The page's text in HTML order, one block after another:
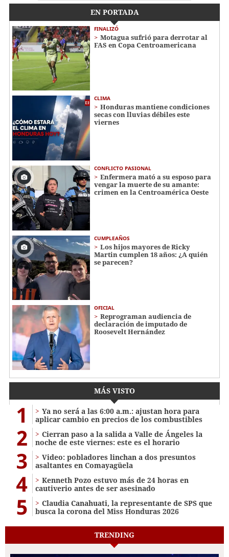
EN PORTADA
FINALIZÓ
Motagua sufrió para derrotar al
FAS en Copa Centroamericana
CLIMA
Honduras mantiene condiciones
secas con lluvias débiles este
viernes
CONFLICTO PASIONAL
Enfermera mató a su esposo para
vengar la muerte de su amante:
crimen en la Centroamérica Oeste
CUMPLEAÑOS
Los hijos mayores de Ricky
Martin cumplen 18 años: ¿A quién
se parecen?
OFICIAL
Reprograman audiencia de
declaración de imputado de
Roosevelt Hernández
MÁS VISTO
1
Ya no será a las 6:00 a.m.: ajustan hora para
aplicar cambio en precios de los combustibles
2
Cierran paso a la salida a Valle de Ángeles la
noche de este viernes: este es el horario
3
Video: pobladores linchan a dos presuntos
asaltantes en Comayagüela
4
Kenneth Pozo estuvo más de 24 horas en
cautiverio antes de ser asesinado
5
Claudia Canahuati, la representante de SPS que
busca la corona del Miss Honduras 2026
TRENDING